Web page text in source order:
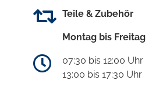
Teile & Zubehör
Montag bis Freitag
07:30 bis 12:00 Uhr
13:00 bis 17:30 Uhr